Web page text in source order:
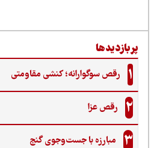
رقص سوگوارانه؛ کنشی مقاومتی
رقص عزا
مبارزه با جست‌وجوی گنج‌